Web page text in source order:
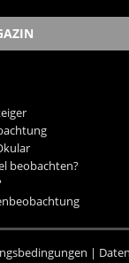
beobachten?
|